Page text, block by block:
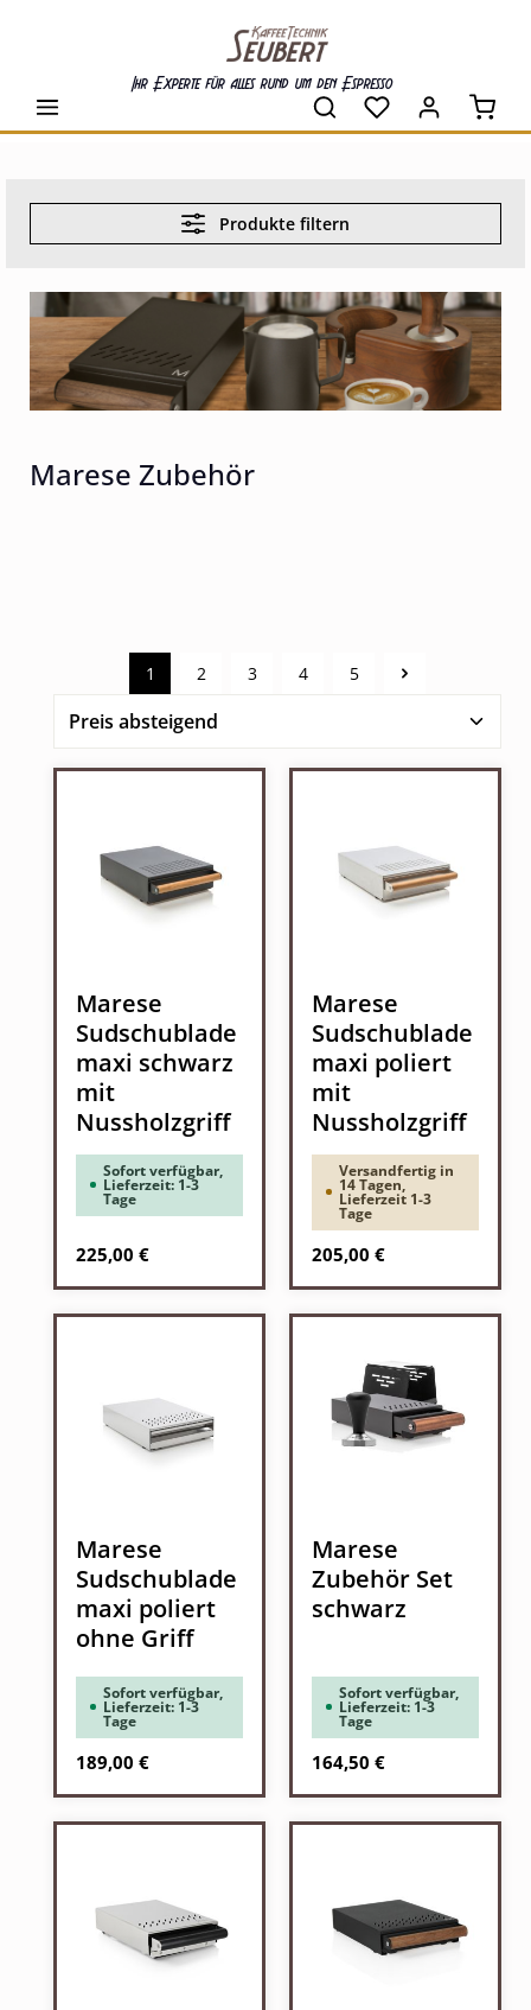
Ihr Experte für alles rund um den Espresso
Produkte filtern
Marese Zubehör
Seite
1 Seite
2 Seite
3 Seite
4 Seite
5
Marese
Sudschublade
maxi schwarz
mit
Nussholzgriff
Sofort verfügbar,
Lieferzeit: 1-3
Tage
Regulärer Preis:
225,00 €
Marese
Sudschublade
maxi poliert
mit
Nussholzgriff
Versandfertig in
14 Tagen,
Lieferzeit 1-3
Tage
Regulärer Preis:
205,00 €
Marese
Sudschublade
maxi poliert
ohne Griff
Sofort verfügbar,
Lieferzeit: 1-3
Tage
Regulärer Preis:
189,00 €
Marese
Zubehör Set
schwarz
Sofort verfügbar,
Lieferzeit: 1-3
Tage
Regulärer Preis:
164,50 €